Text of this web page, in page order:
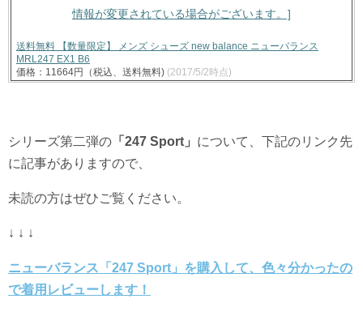
送料無料 【数量限定】 メンズ シューズ new balance ニューバランス
MRL247 EX1 B6
価格：11664円（税込、送料無料) (2017/5/2時点)
シリーズ第二弾の 「247 Sport」 について、下記のリンク先
に記事がありますので、
未読の方はぜひご覧ください。
↓ ↓ ↓
ニューバランス「247 Sport」を購入して、色々分かったの
で着用レビューします！